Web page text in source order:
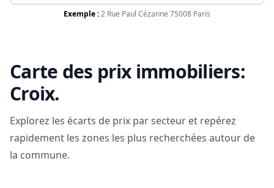
Exemple :2 Rue Paul Cézanne 75008 Paris
Carte des prix immobiliers:
Croix.
Explorez les écarts de prix par secteur et repérez
rapidement les zones les plus recherchées autour de
la commune.